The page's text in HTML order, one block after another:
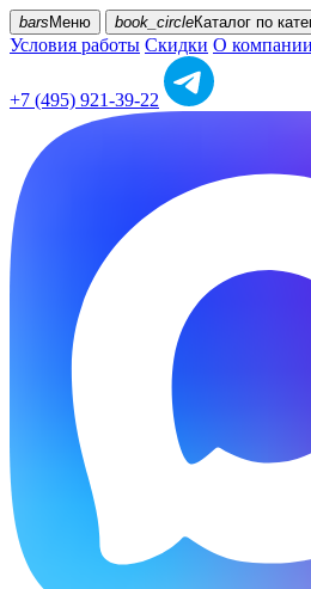
bars Меню book_circleКаталог по
Условия работы Скидки О компании
+7 (495) 921-39-22